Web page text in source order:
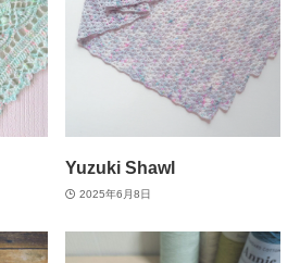
Yuzuki Shawl
2025年6月8日